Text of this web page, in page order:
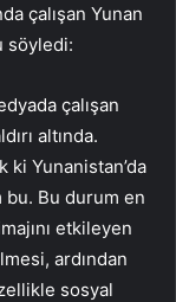
çalışan Yunan
söyledi:
çalışan
altında.
ki Yunanistan’da
bu. Bu durum en
etkileyen
ardından
sosyal